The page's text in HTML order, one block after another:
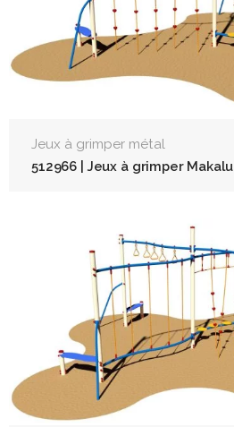
Jeux à grimper métal
512966 | Jeux à grimper Makalu